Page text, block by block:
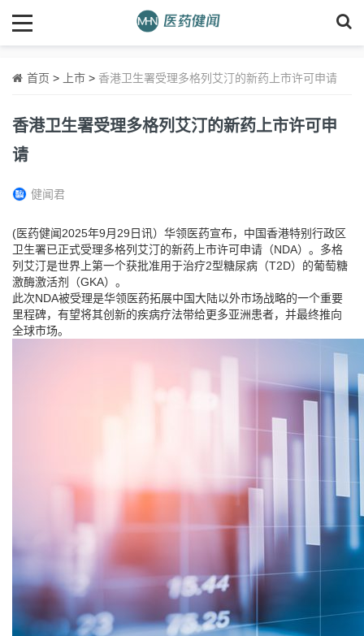
首页 > 上市 > 香港卫生署受理多格列艾汀的新药上市许可申请
香港卫生署受理多格列艾汀的新药上市许可申
请
健闻君
(医药健闻2025年9月29日讯）华领医药宣布，中国香港特别行政区
卫生署已正式受理多格列艾汀的新药上市许可申请（NDA）。多格
列艾汀是世界上第一个获批准用于治疗2型糖尿病（T2D）的葡萄糖
激酶激活剂（GKA）。
此次NDA被受理是华领医药拓展中国大陆以外市场战略的一个重要
里程碑，有望将其创新的疾病疗法带给更多亚洲患者，并最终推向
全球市场。